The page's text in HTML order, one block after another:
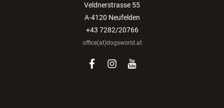
Veldnerstrasse 55
A-4120 Neufelden
+43 7282/20766
office(at)dogsworld.at
facebook
instagram
youtube